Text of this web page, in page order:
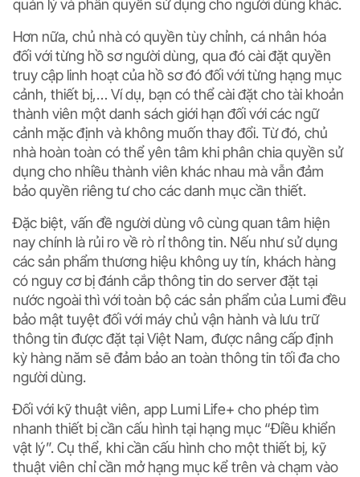
quản lý và phân quyền sử dụngcho người dùng khác.
Hơn nữa, chủ nhà có quyền tùy chỉnh, cá nhân hóa
đối với từng hồ sơ người dùng, qua đó cài đặt quyền
truy cập linh hoạt của hồ sơ đó đối với từng hạng mục
cảnh, thiết bị,… Ví dụ, bạn có thể cài đặt cho tài khoản
thành viên một danh sách giới hạn đối với các ngữ
cảnh mặc định và không muốn thay đổi. Từ đó, chủ
nhà hoàn toàn có thể yên tâm khi phân chia quyền sử
dụng cho nhiều thành viên khác nhau mà vẫn đảm
bảo quyền riêng tư cho các danh mục cần thiết.
Đặc biệt, vấn đề người dùng vô cùng quan tâm hiện
nay chính là rủi ro về rò rỉ thông tin. Nếu như sử dụng
các sản phẩm thương hiệu không uy tín, khách hàng
có nguy cơ bị đánh cắp thông tin do server đặt tại
nước ngoài thì với toàn bộ các sản phẩm của Lumi đều
bảo mật tuyệt đối với máy chủ vận hành và lưu trữ
thông tin được đặt tại Việt Nam, được nâng cấp định
kỳ hàng năm sẽ đảm bảo an toàn thông tin tối đa cho
người dùng.
Đối với kỹ thuật viên, app Lumi Life+ cho phéptìm
nhanh thiết bị cần cấu hình tại hạng mục “Điều khiển
vật lý”. Cụ thể, khi cần cấu hình cho một thiết bị, kỹ
thuật viên chỉ cần mở hạng mục kể trên và chạm vào